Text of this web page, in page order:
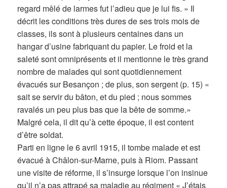
regard mêlé de larmes fut l’adieu que je lui fis. » Il
décrit les conditions très dures de ses trois mois de
classes, ils sont à plusieurs centaines dans un
hangar d’usine fabriquant du papier. Le froid et la
saleté sont omniprésents et il mentionne le très grand
nombre de malades qui sont quotidiennement
évacués sur Besançon ; de plus, son sergent (p. 15) «
sait se servir du bâton, et du pied ; nous sommes
ravalés un peu plus bas que la bête de somme.»
Malgré cela, il dit qu’à cette époque, il est content
d’être soldat.
Parti en ligne le 6 avril 1915, il tombe malade et est
évacué à Châlon-sur-Marne, puis à Riom. Passant
une visite de réforme, il s’insurge lorsque l’on insinue
qu’il n’a pas attrapé sa maladie au régiment « J’étais